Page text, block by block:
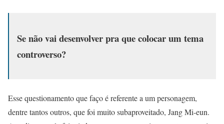
Se não vai desenvolver pra que colocar um tema
controverso?
Esse questionamento que faço é referente a um personagem,
dentre tantos outros, que foi muito subaproveitado, Jang Mi-eun.